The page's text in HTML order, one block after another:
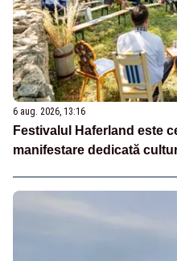
6 aug. 2026, 13:16
Festivalul Haferland este
manifestare dedicată